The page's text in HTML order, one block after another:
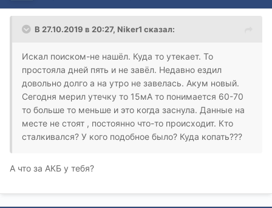
В 27.10.2019 в 20:27, Niker1 сказал:
Искал поиском-не нашёл. Куда то утекает. То
простояла дней пять и не завёл. Недавно ездил
довольно долго а на утро не завелась. Акум новый.
Сегодня мерил утечку то 15мА то понимается 60-70
то больше то меньше и это когда заснула. Данные на
месте не стоят , постоянно что-то происходит. Кто
сталкивался? У кого подобное было? Куда копать???
А что за АКБ у тебя?